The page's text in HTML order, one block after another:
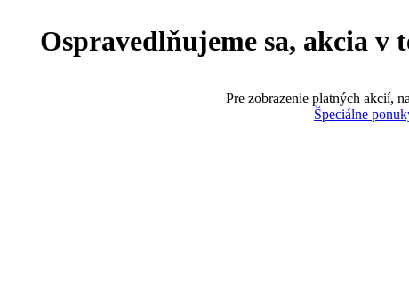
Ospravedlňujeme sa, akcia
Pre zobrazenie platných akcií,
Špeciálne